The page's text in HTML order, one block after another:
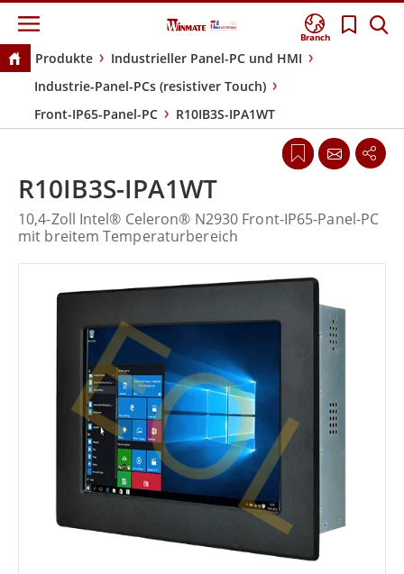
Branch
Produkte
Industrieller Panel-PC und HMI
Industrie-Panel-PCs (resistiver Touch)
Front-IP65-Panel-PC
R10IB3S-IPA1WT
R10IB3S-IPA1WT
10,4-Zoll Intel® Celeron® N2930 Front-IP65-Panel-PC
mit breitem Temperaturbereich
EOL